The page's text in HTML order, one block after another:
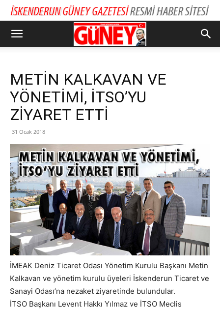
METİN KALKAVAN VE
YÖNETİMİ, İTSO’YU
ZİYARET ETTİ
31 Ocak 2018
İMEAK Deniz Ticaret Odası Yönetim Kurulu Başkanı Metin
Kalkavan ve yönetim kurulu üyeleri İskenderun Ticaret ve
Sanayi Odası’na nezaket ziyaretinde bulundular.
İTSO Başkanı Levent Hakkı Yılmaz ve İTSO Meclis